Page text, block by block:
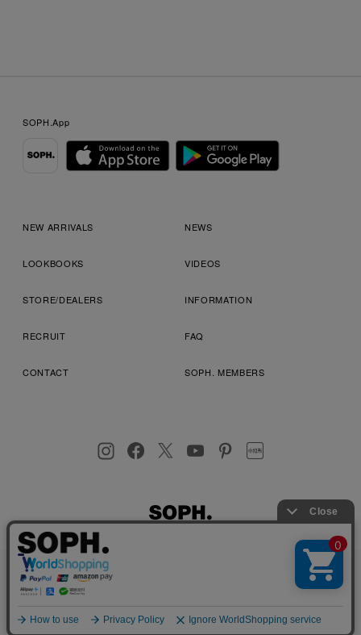
SOPH.App
NEW ARRIVALS NEWS
LOOKBOOKS VIDEOS
STORE/DEALERS INFORMATION
RECRUIT FAQ
CONTACT SOPH. MEMBERS
プライバシーポリシー
店舗受取サービス
お客様により良いサービスを提供するため、cookie(クッキー)を
使用することがございます。 詳しくは
プライバシーポリシーを
ご確認ください。
OK